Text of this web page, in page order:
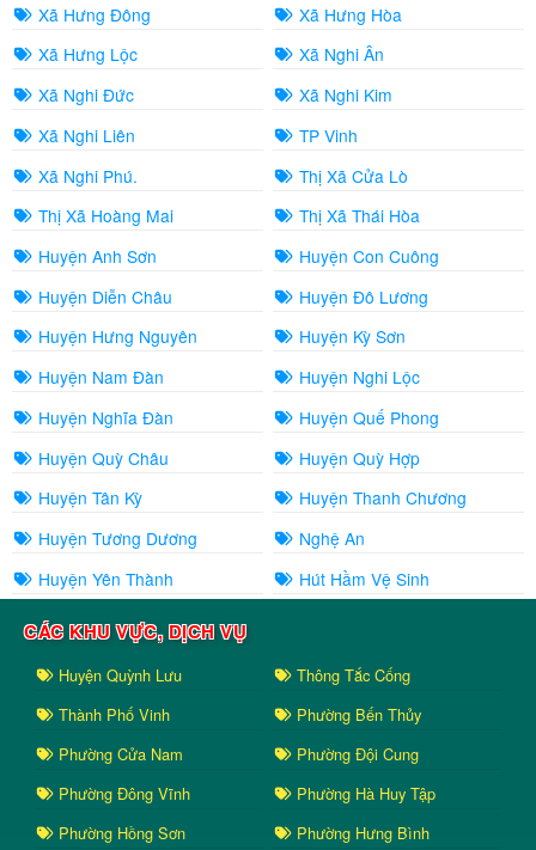
Xã Hưng Đông
Xã Hưng Hòa
Xã Hưng Lộc
Xã Nghi Ân
Xã Nghi Đức
Xã Nghi Kim
Xã Nghi Liên
TP Vinh
Xã Nghi Phú.
Thị Xã Cửa Lò
Thị Xã Hoàng Mai
Thị Xã Thái Hòa
Huyện Anh Sơn
Huyện Con Cuông
Huyện Diễn Châu
Huyện Đô Lương
Huyện Hưng Nguyên
Huyện Kỳ Sơn
Huyện Nam Đàn
Huyện Nghi Lộc
Huyện Nghĩa Đàn
Huyện Quế Phong
Huyện Quỳ Châu
Huyện Quỳ Hợp
Huyện Tân Kỳ
Huyện Thanh Chương
Huyện Tương Dương
Nghệ An
Huyện Yên Thành
Hút Hầm Vệ Sinh
CÁC KHU VỰC, DỊCH VỤ
Huyện Quỳnh Lưu
Thông Tắc Cống
Thành Phố Vinh
Phường Bến Thủy
Phường Cửa Nam
Phường Đội Cung
Phường Đông Vĩnh
Phường Hà Huy Tập
Phường Hồng Sơn
Phường Hưng Bình